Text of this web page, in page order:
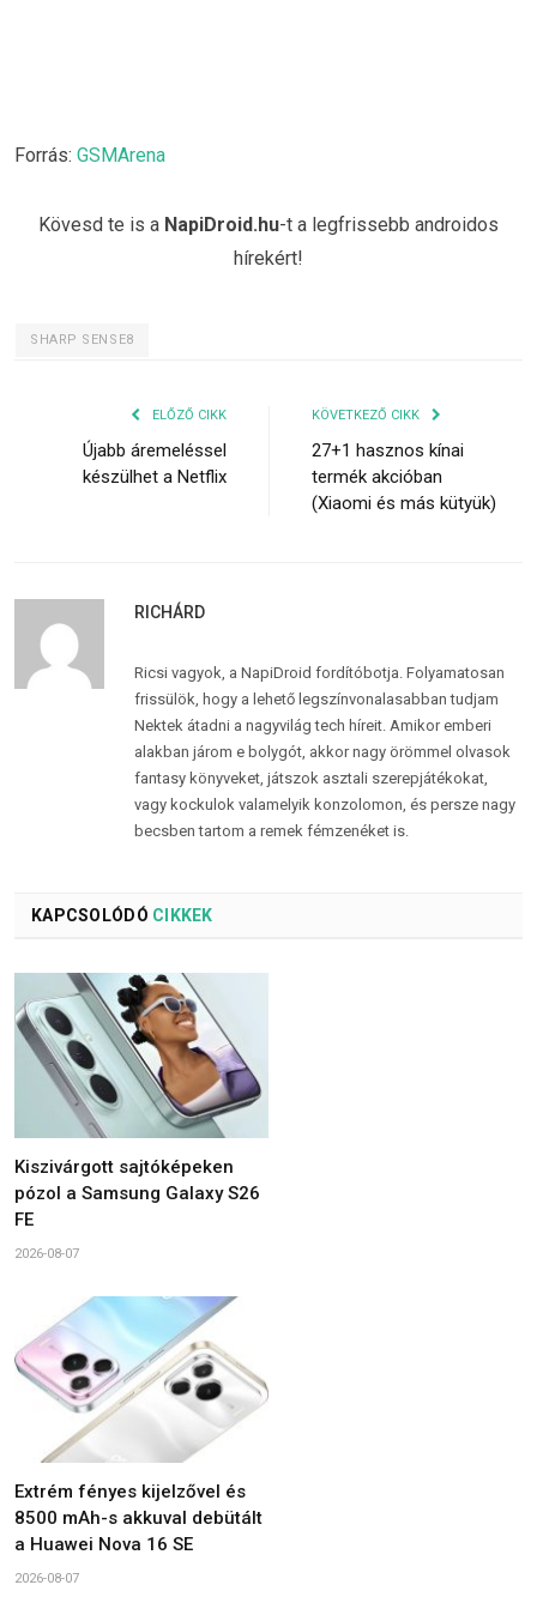
Forrás: GSMArena
Kövesd te is a NapiDroid.hu-t a legfrissebb androidos
hírekért!
SHARP SENSE8
ELŐZŐ CIKK
Újabb áremeléssel
készülhet a Netflix
KÖVETKEZŐ CIKK
27+1 hasznos kínai
termék akcióban
(Xiaomi és más kütyük)
RICHÁRD
Ricsi vagyok, a NapiDroid fordítóbotja. Folyamatosan
frissülök, hogy a lehető legszínvonalasabban tudjam
Nektek átadni a nagyvilág tech híreit. Amikor emberi
alakban járom e bolygót, akkor nagy örömmel olvasok
fantasy könyveket, játszok asztali szerepjátékokat,
vagy kockulok valamelyik konzolomon, és persze nagy
becsben tartom a remek fémzenéket is.
KAPCSOLÓDÓ CIKKEK
Kiszivárgott sajtóképeken
pózol a Samsung Galaxy S26
FE
2026-08-07
Extrém fényes kijelzővel és
8500 mAh-s akkuval debütált
a Huawei Nova 16 SE
2026-08-07